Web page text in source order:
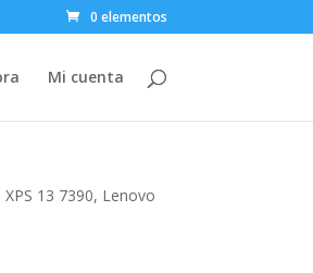
0 elementos
Mi cuenta
13 7390, Lenovo